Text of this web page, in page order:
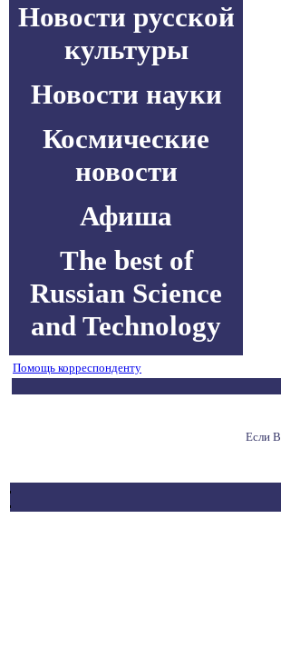
Новости русской
культуры
Новости науки
Космические
новости
Афиша
The best of
Russian Science
and Technology
Помощь корреспонденту
Если